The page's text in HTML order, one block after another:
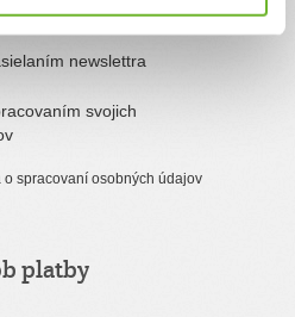
newslettra
svojich
spracovaní osobných údajov
platby